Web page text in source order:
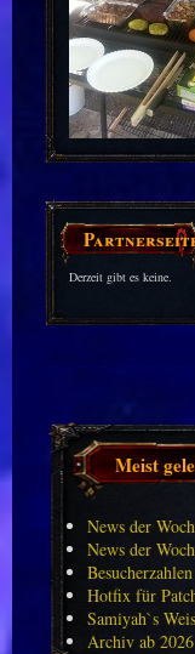
Derzeit gibt es keine.
Meist
News der
News der
Besucherzahlen
Hotfix für
Samiyah`s
Archiv ab 2026